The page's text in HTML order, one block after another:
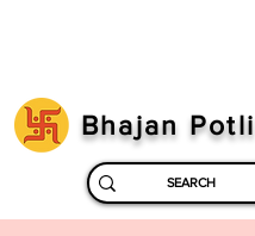
Bhajan Potli